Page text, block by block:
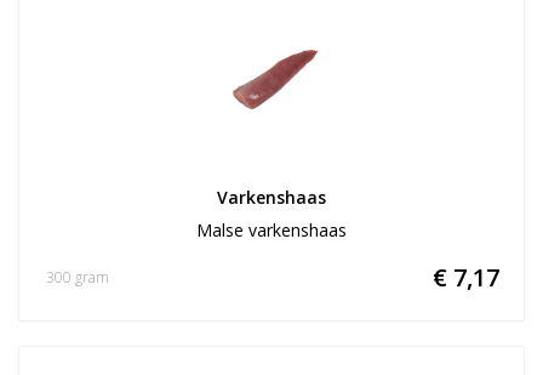
Varkenshaas
Malse varkenshaas
€ 7,17
300 gram